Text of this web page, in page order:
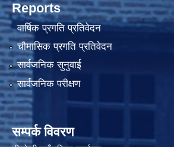
Reports
वार्षिक प्रगति प्रतिवेदन
चौमासिक प्रगति प्रतिवेदन
सार्वजनिक सुनुवाई
सार्वजनिक परीक्षण
सम्पर्क विवरण